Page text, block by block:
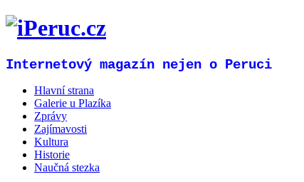
Internetový magazín nejen o Peruci
Hlavní strana
Galerie u Plazíka
Zprávy
Zajímavosti
Kultura
Historie
Naučná stezka